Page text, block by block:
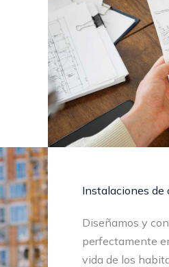
Instalaciones de
Diseñamos y
perfectamente
vida de los